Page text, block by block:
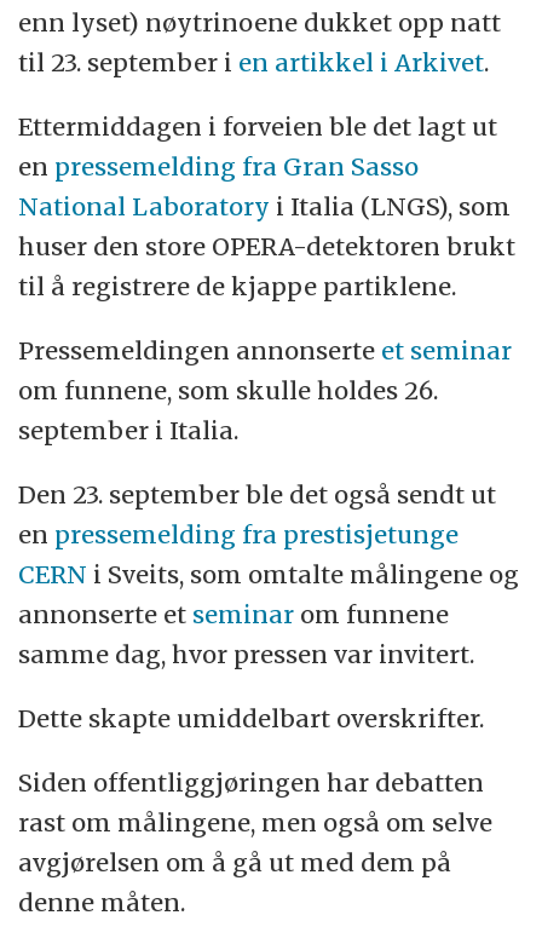
enn lyset) nøytrinoene dukket opp natt
til 23. september i en artikkel i Arkivet.
Ettermiddagen i forveien ble det lagt ut
en pressemelding fra Gran Sasso
National Laboratory i Italia (LNGS), som
huser den store OPERA-detektoren brukt
til å registrere de kjappe partiklene.
Pressemeldingen annonserte et seminar
om funnene, som skulle holdes 26.
september i Italia.
Den 23. september ble det også sendt ut
en pressemelding fra prestisjetunge
CERN i Sveits, som omtalte målingene og
annonserte et seminar om funnene
samme dag, hvor pressen var invitert.
Dette skapte umiddelbart overskrifter.
Siden offentliggjøringen har debatten
rast om målingene, men også om selve
avgjørelsen om å gå ut med dem på
denne måten.